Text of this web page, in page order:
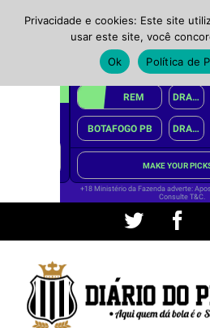
conteúdo
Twitter
Privacidade e cookies: Este site
usar este site, você
Ok
Política de